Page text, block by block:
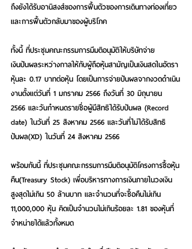
ถึงยังได้รับอานิสงส์ของการฟื้นตัวของการเดินทางท่องเที่ยว
และการฟื้นตัวกลับมาของผู้บริโภค
ทั้งนี้ ที่ประชุมคณะกรรมการมีมติอนุมัติให้บริษัทจ่าย
เงินปันผลระหว่างกาลให้กับผู้ถือหุ้นสามัญเป็นเงินสดในอัตรา
หุ้นละ 0.17 บาทต่อหุ้น โดยเป็นการจ่ายปันผลจากงวดดำเนิน
งานตั้งแต่วันที่ 1 มกราคม 2566 ถึงวันที่ 30 มิถุนายน
2566 และวันกำหนดรายชื่อผู้มีสิทธิได้รับปันผล (Record
date) ในวันที่ 25 สิงหาคม 2566 และวันที่ไม่ได้รับสิทธิ
ปันผล(XD) ในวันที่ 24 สิงหาคม 2566
พร้อมกันนี้ ที่ประชุมคณะกรรมการมีมติอนุมัติโครงการซื้อหุ้น
คืน(Treasury Stock) เพื่อบริหารทางการเงินภายในวงเงิน
สูงสุดไม่เกิน 50 ล้านบาท และจำนวนที่จะซื้อคืนไม่เกิน
11,000,000 หุ้น คิดเป็นจำนวนไม่เกินร้อยละ 1.81 ของหุ้นที่
จำหน่ายได้แล้วทั้งหมด